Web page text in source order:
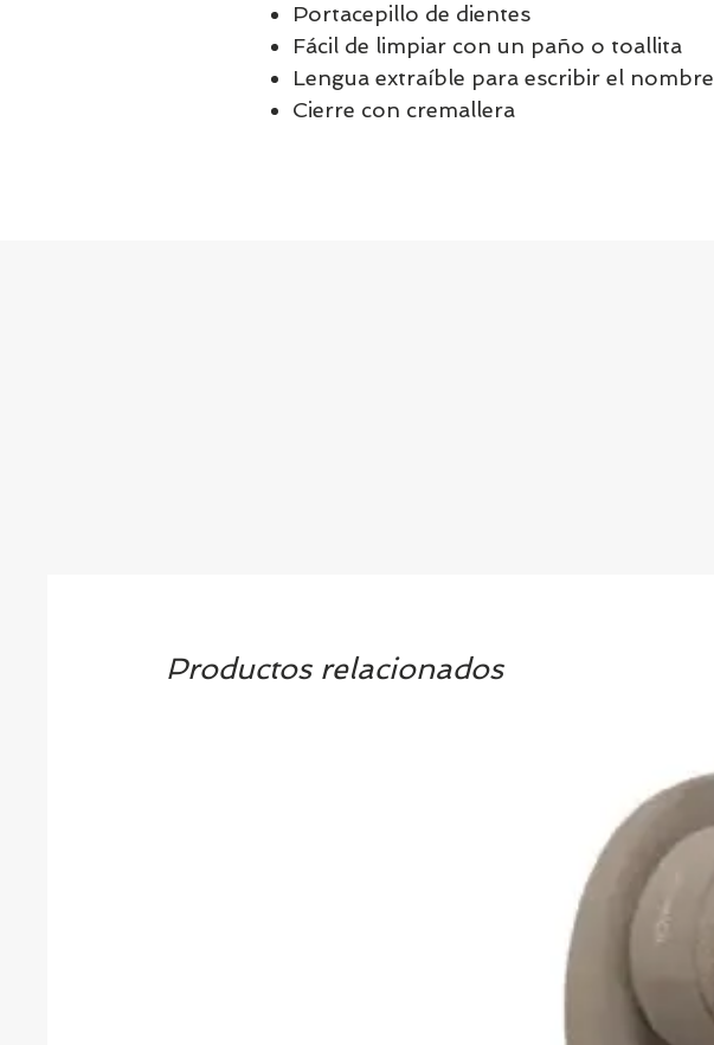
Portacepillo de dientes
Fácil de limpiar con un paño o toallita
Lengua extraíble para escribir el nombre
Cierre con cremallera
Productos relacionados